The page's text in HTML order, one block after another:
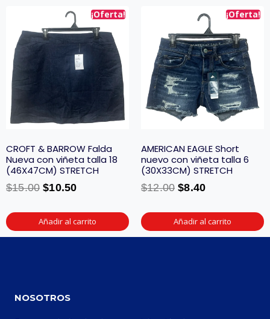
¡Oferta!
CROFT & BARROW Falda
Nueva con viñeta talla 18
(46X47CM) STRETCH
$15.00 $10.50
Añadir al carrito
¡Oferta!
AMERICAN EAGLE Short
nuevo con viñeta talla 6
(30X33CM) STRETCH
$12.00 $8.40
Añadir al carrito
NOSOTROS